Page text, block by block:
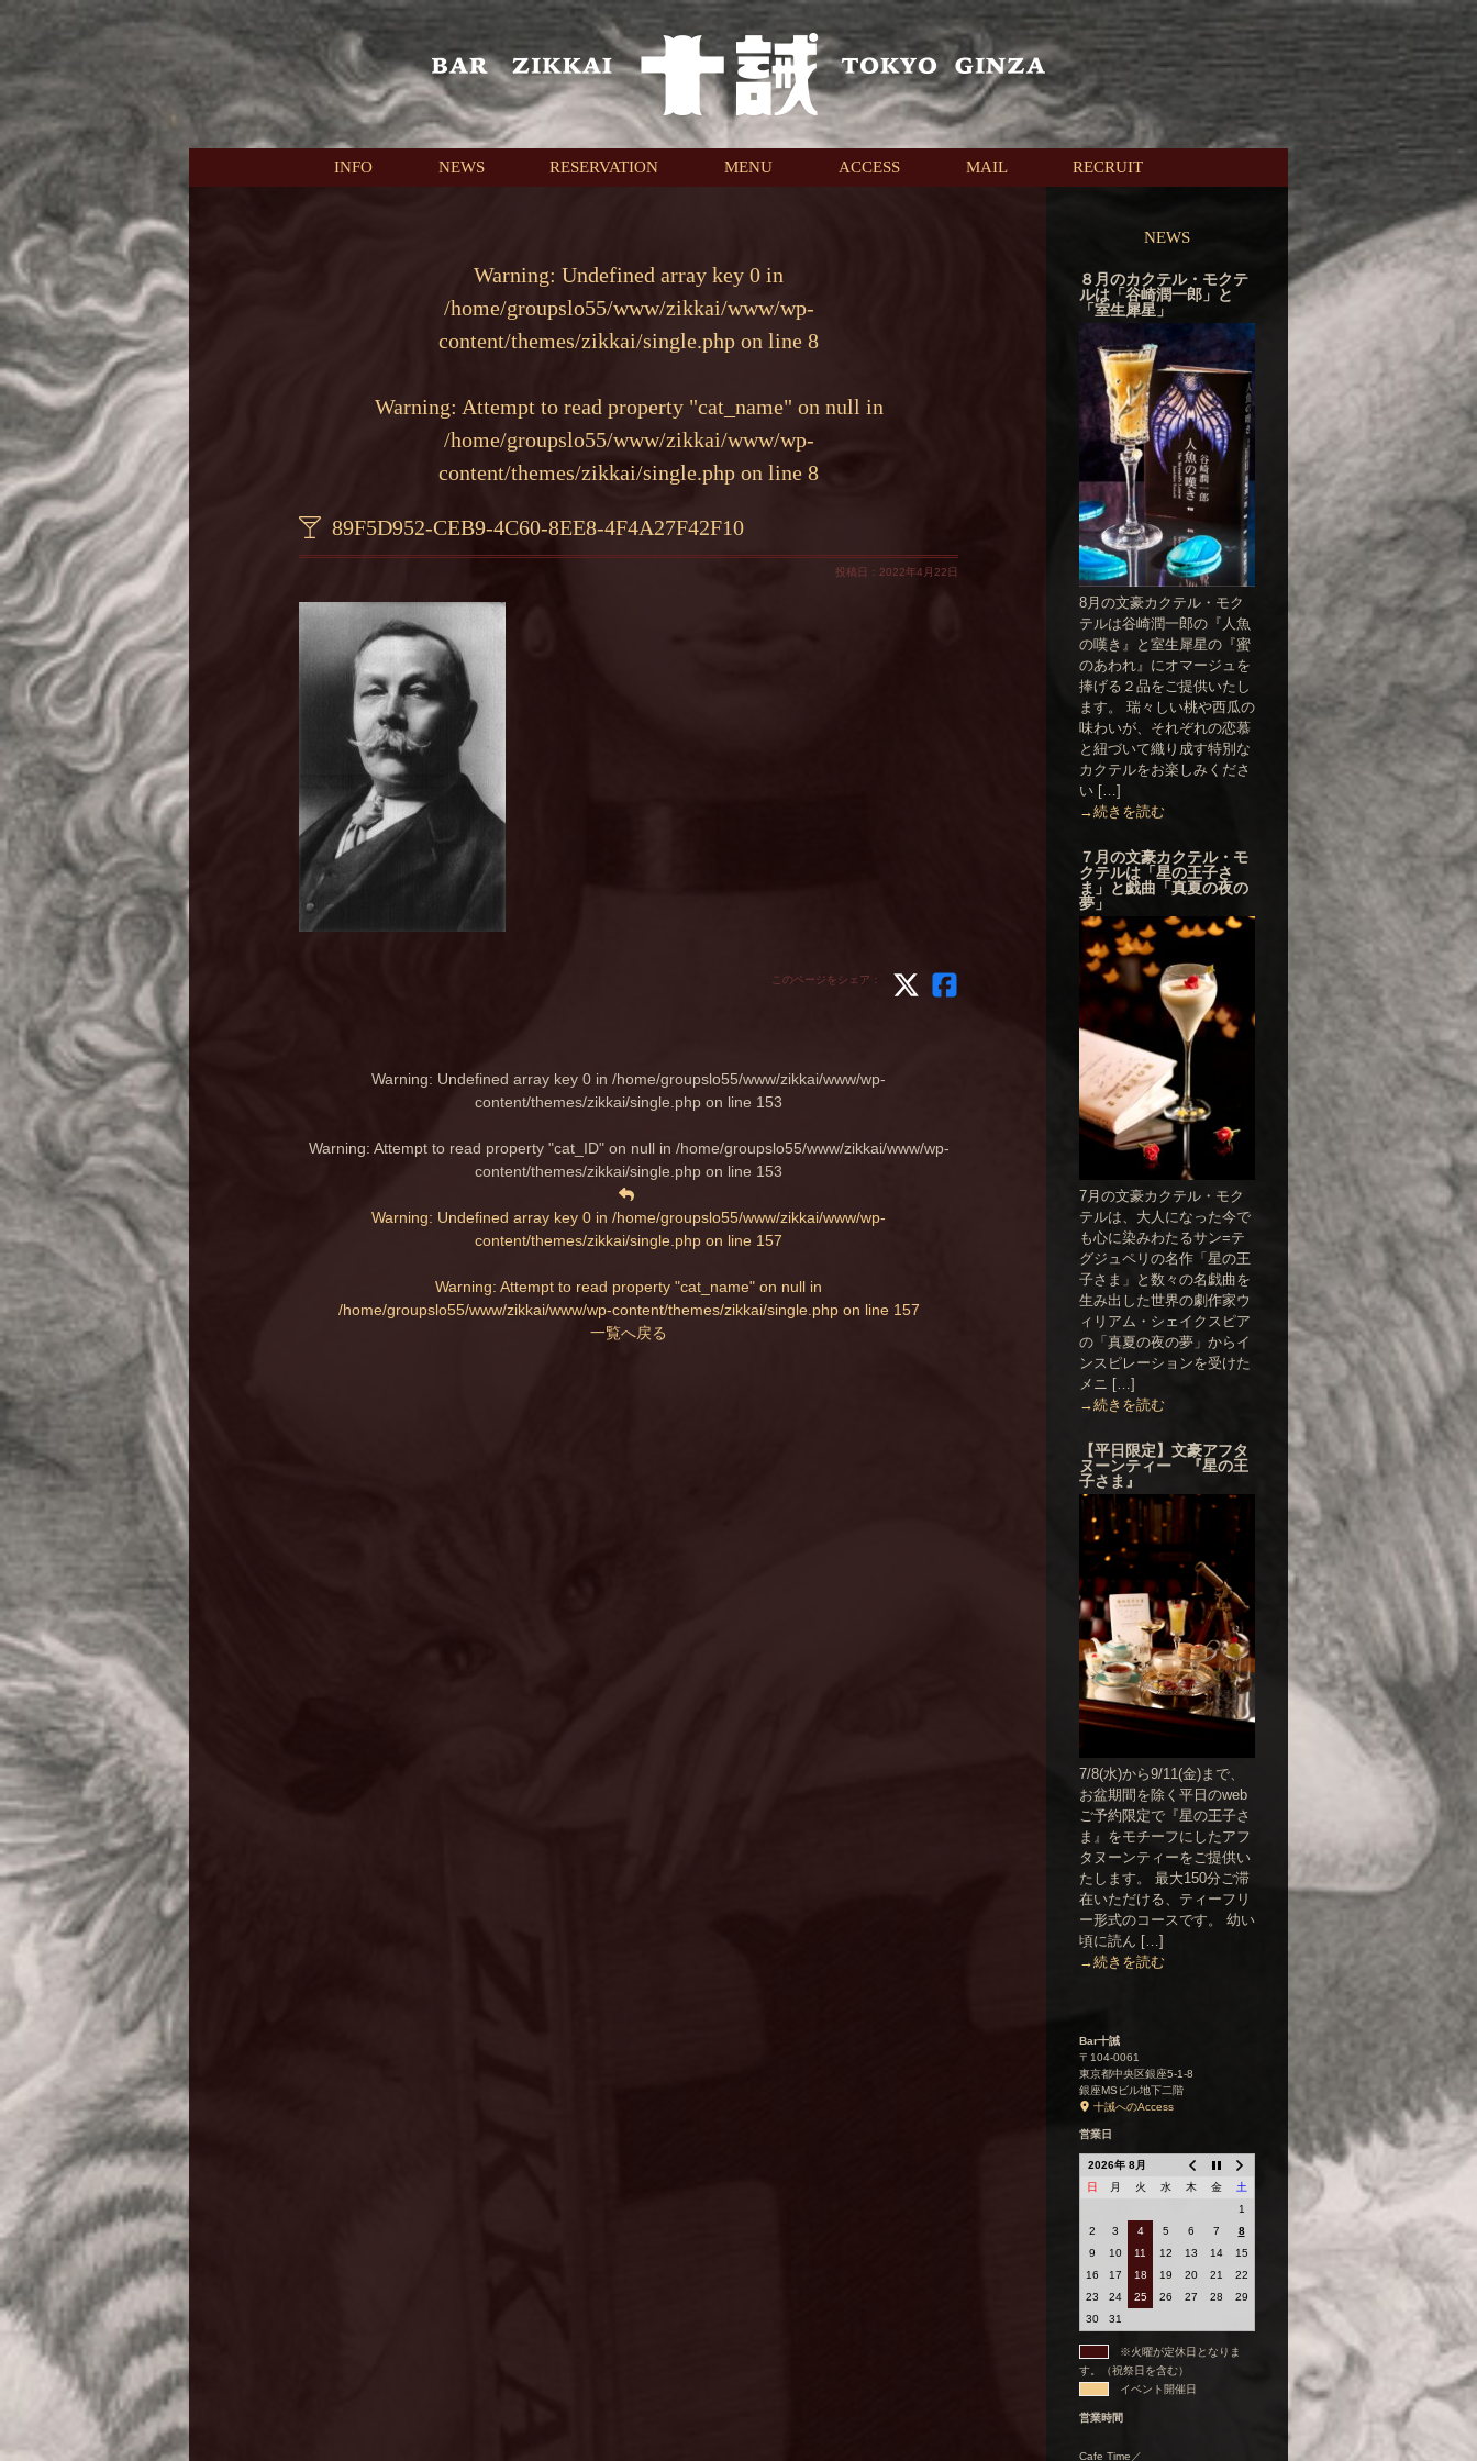
本文へスキップ
INFO NEWS RESERVATION MENU ACCESS MAIL RECRUIT
Warning: Undefined array key 0 in
/home/groupslo55/www/zikkai/www/wp-
content/themes/zikkai/single.php on line 8
Warning: Attempt to read property "cat_name" on null in
/home/groupslo55/www/zikkai/www/wp-
content/themes/zikkai/single.php on line 8
89F5D952-CEB9-4C60-8EE8-4F4A27F42F10
投稿日：2022年4月22日
このページをシェア：
Warning: Undefined array key 0 in /home/groupslo55/www/zikkai/www/wp-
content/themes/zikkai/single.php on line 153
Warning: Attempt to read property "cat_ID" on null in /home/groupslo55/www/zikkai/www/wp-
content/themes/zikkai/single.php on line 153
Warning: Undefined array key 0 in /home/groupslo55/www/zikkai/www/wp-
content/themes/zikkai/single.php on line 157
Warning: Attempt to read property "cat_name" on null in
/home/groupslo55/www/zikkai/www/wp-content/themes/zikkai/single.phpon line 157
一覧へ戻る
NEWS
８月のカクテル・モクテ
ルは「谷崎潤一郎」と
「室生犀星」
8月の文豪カクテル・モク
テルは谷崎潤一郎の『人魚
の嘆き』と室生犀星の『蜜
のあわれ』にオマージュを
捧げる２品をご提供いたし
ます。 瑞々しい桃や西瓜の
味わいが、それぞれの恋慕
と紐づいて織り成す特別な
カクテルをお楽しみくださ
い […]
→続きを読む
７月の文豪カクテル・モ
クテルは「星の王子さ
ま」と戯曲「真夏の夜の
夢」
7月の文豪カクテル・モク
テルは、大人になった今で
も心に染みわたるサン=テ
グジュペリの名作「星の王
子さま」と数々の名戯曲を
生み出した世界の劇作家ウ
ィリアム・シェイクスピア
の「真夏の夜の夢」からイ
ンスピレーションを受けた
メニ […]
→続きを読む
【平日限定】文豪アフタ
ヌーンティー 『星の王
子さま』
7/8(水)から9/11(金)まで、
お盆期間を除く平日のweb
ご予約限定で『星の王子さ
ま』をモチーフにしたアフ
タヌーンティーをご提供い
たします。 最大150分ご滞
在いただける、ティーフリ
ー形式のコースです。 幼い
頃に読ん […]
→続きを読む
Bar十誡
〒104-0061
東京都中央区銀座5-1-8
銀座MSビル地下二階
十誡へのAccess
営業日
2026年 8月
日
月 火 水 木 金
土
1
2
3 4 5 6 7
8
9
10 11 12 13 14
15
16
17 18 19 20 21
22
23
24 25 26 27 28
29
30
31
※火曜が定休日となりま
す。（祝祭日を含む）
イベント開催日
営業時間
Cafe Time／